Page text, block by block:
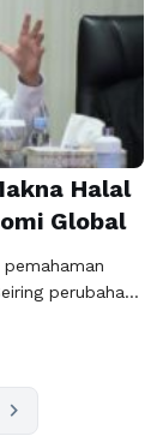
Halal
Global
perubahan
Dari sekadar
dan
yang kerap
chevron_right